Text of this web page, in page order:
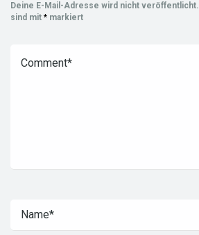
Deine E-Mail-Adresse wird nicht veröffentlicht.
sind mit * markiert